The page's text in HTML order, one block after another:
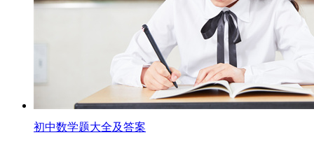
初中数学题大全及答案